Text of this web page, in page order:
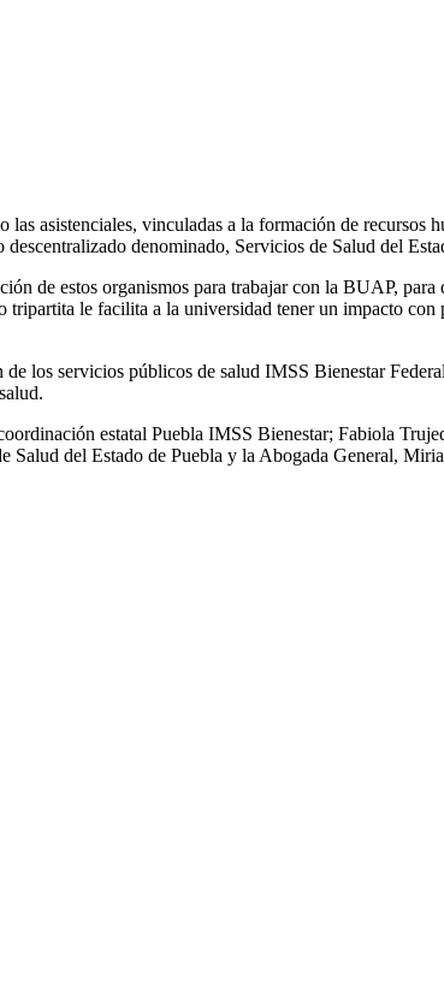
las asistenciales, vinculadas a la formación de
denominado, Servicios de Salud del
de estos organismos para trabajar con la BUAP, para
le facilita a la universidad tener un impacto
los servicios públicos de salud IMSS Bienestar
estatal Puebla IMSS Bienestar; Fabiola
del Estado de Puebla y la Abogada General,